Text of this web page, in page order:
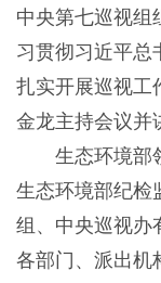
中央第七巡视组
习贯彻习近平总
扎实开展巡视工
金龙主持会议并
生态环境部领
生态环境部纪检
组、中央巡视办
各部门、派出机